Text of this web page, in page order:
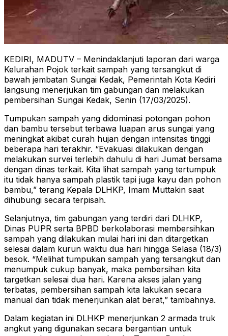
KEDIRI, MADUTV – Menindaklanjuti laporan dari warga
Kelurahan Pojok terkait sampah yang tersangkut di
bawah jembatan Sungai Kedak, Pemerintah Kota Kediri
langsung menerjukan tim gabungan dan melakukan
pembersihan Sungai Kedak, Senin (17/03/2025).
Tumpukan sampah yang didominasi potongan pohon
dan bambu tersebut terbawa luapan arus sungai yang
meningkat akibat curah hujan dengan intensitas tinggi
beberapa hari terakhir. “Evakuasi dilakukan dengan
melakukan survei terlebih dahulu di hari Jumat bersama
dengan dinas terkait. Kita lihat sampah yang tertumpuk
itu tidak hanya sampah plastik tapi juga kayu dan pohon
bambu,” terang Kepala DLHKP, Imam Muttakin saat
dihubungi secara terpisah.
Selanjutnya, tim gabungan yang terdiri dari DLHKP,
Dinas PUPR serta BPBD berkolaborasi membersihkan
sampah yang dilakukan mulai hari ini dan ditargetkan
selesai dalam kurun waktu dua hari hingga Selasa (18/3)
besok. “Melihat tumpukan sampah yang tersangkut dan
menumpuk cukup banyak, maka pembersihan kita
targetkan selesai dua hari. Karena akses jalan yang
terbatas, pembersihan sampah kita lakukan secara
manual dan tidak menerjunkan alat berat,” tambahnya.
Dalam kegiatan ini DLHKP menerjunkan 2 armada truk
angkut yang digunakan secara bergantian untuk